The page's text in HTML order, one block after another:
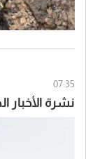
07:35
نشرة الأخبار